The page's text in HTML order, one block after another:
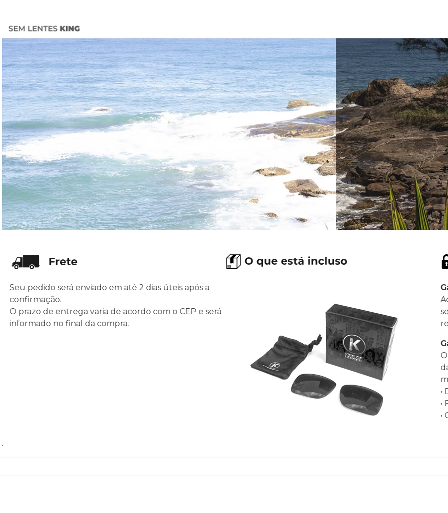
Seu pedido será enviado em até 2 dias úteis após a
confirmação.
O prazo de entrega varia de acordo com o CEP e será
informado no final da compra.
•
•
•
.